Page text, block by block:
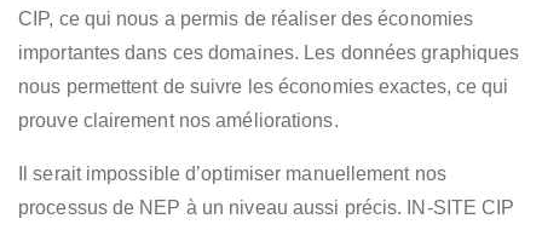
CIP, ce qui nous a permis de réaliser des économies
importantes dans ces domaines. Les données graphiques
nous permettent de suivre les économies exactes, ce qui
prouve clairement nos améliorations.
Il serait impossible d’optimiser manuellement nos
processus de NEP à un niveau aussi précis. IN-SITE CIP